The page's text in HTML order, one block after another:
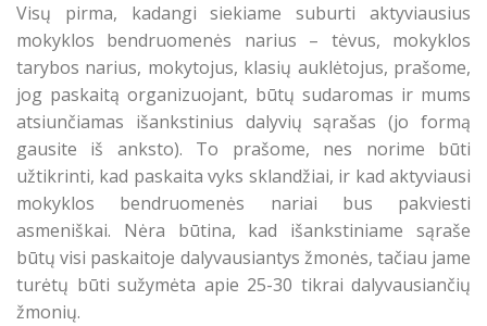
Visų pirma, kadangi siekiame suburti aktyviausius
mokyklos bendruomenės narius – tėvus, mokyklos
tarybos narius, mokytojus, klasių auklėtojus, prašome,
jog paskaitą organizuojant, būtų sudaromas ir mums
atsiunčiamas išankstinius dalyvių sąrašas (jo formą
gausite iš anksto). To prašome, nes norime būti
užtikrinti, kad paskaita vyks sklandžiai, ir kad aktyviausi
mokyklos bendruomenės nariai bus pakviesti
asmeniškai. Nėra būtina, kad išankstiniame sąraše
būtų visi paskaitoje dalyvausiantys žmonės, tačiau jame
turėtų būti sužymėta apie 25-30 tikrai dalyvausiančių
žmonių.